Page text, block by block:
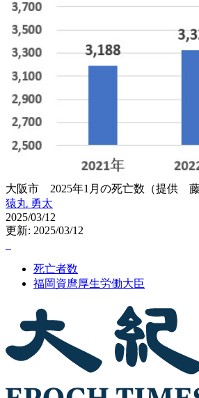
大阪市 2025年1月の死亡数（提供 藤
猿丸 勇太
2025/03/12
更新: 2025/03/12
死亡者数
福岡資麿厚生労働大臣